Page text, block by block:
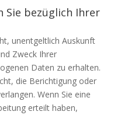
Sie bezüglich Ihrer
unentgeltlich Auskunft
Zweck Ihrer
Daten zu erhalten.
die Berichtigung oder
Wenn Sie eine
erteilt haben,